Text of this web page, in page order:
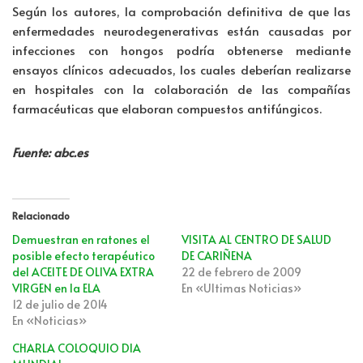
Según los autores, la comprobación definitiva de que las
enfermedades neurodegenerativas están causadas por
infecciones con hongos podría obtenerse mediante
ensayos clínicos adecuados, los cuales deberían realizarse
en hospitales con la colaboración de las compañías
farmacéuticas que elaboran compuestos antifúngicos.
Fuente: abc.es
Relacionado
Demuestran en ratones el
posible efecto terapéutico
del ACEITE DE OLIVA EXTRA
VIRGEN en la ELA
12 de julio de 2014
En «Noticias»
VISITA AL CENTRO DE SALUD
DE CARIÑENA
22 de febrero de 2009
En «Ultimas Noticias»
CHARLA COLOQUIO DIA